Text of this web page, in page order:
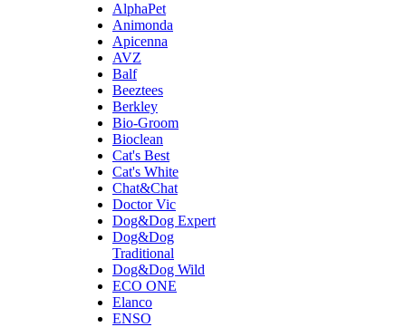
AlphaPet
Animonda
Apicenna
AVZ
Balf
Beeztees
Berkley
Bio-Groom
Bioclean
Cat's Best
Cat's White
Chat&Chat
Doctor Vic
Dog&Dog Expert
Dog&Dog
Traditional
Dog&Dog Wild
ECO ONE
Elanco
ENSO